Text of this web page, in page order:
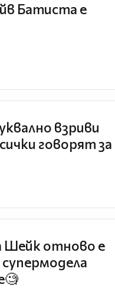
Батиста е
взриви
говорят за
Шейк отново е